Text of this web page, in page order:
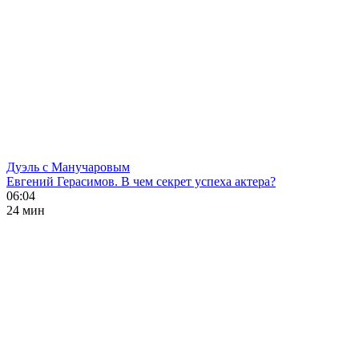
Дуэль с Манучаровым
Евгений Герасимов. В чем секрет успеха актера?
06:04
24 мин